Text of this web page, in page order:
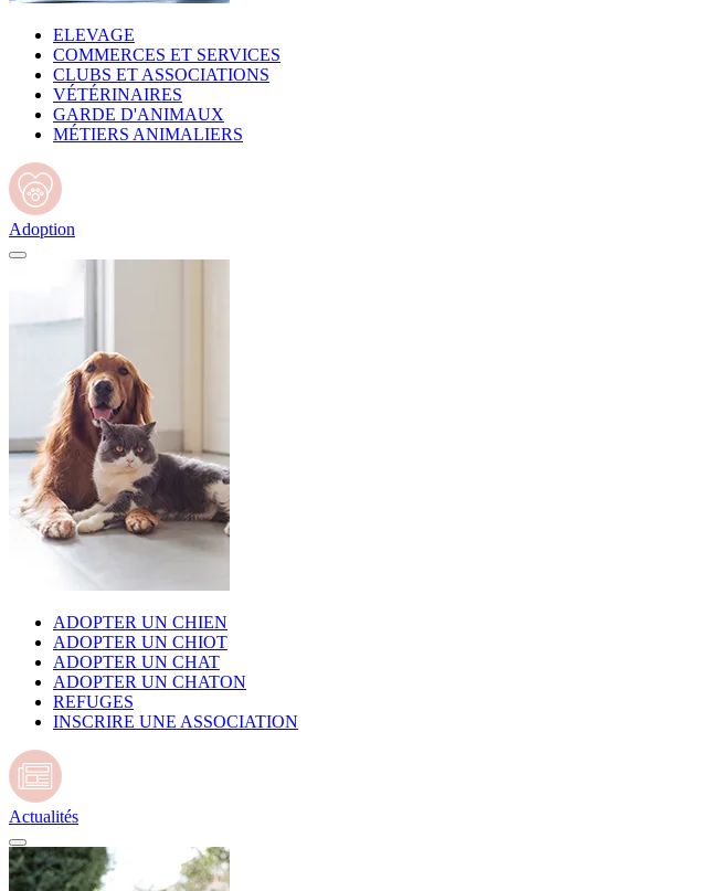
ELEVAGE
COMMERCES ET SERVICES
CLUBS ET ASSOCIATIONS
VÉTÉRINAIRES
GARDE D'ANIMAUX
MÉTIERS ANIMALIERS
Adoption
ADOPTER UN CHIEN
ADOPTER UN CHIOT
ADOPTER UN CHAT
ADOPTER UN CHATON
REFUGES
INSCRIRE UNE ASSOCIATION
Actualités